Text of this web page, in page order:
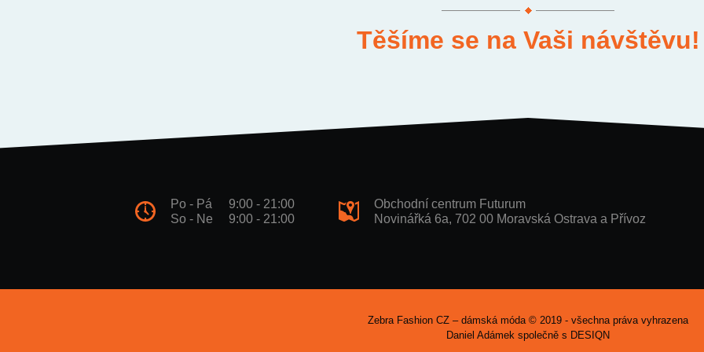
Těšíme se na Vaši návštěvu!
Po - Pá
9:00 - 21:00
So - Ne
9:00 - 21:00
Obchodní centrum Futurum
Novinářká 6a, 702 00 Moravská Ostrava a Přívoz
Zebra Fashion CZ – dámská móda © 2019 - všechna práva vyhrazena
Daniel Adámek společně s DESIQN